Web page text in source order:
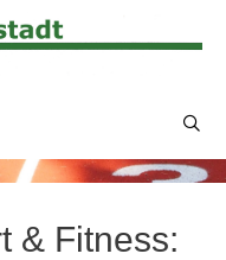
& Fitness: